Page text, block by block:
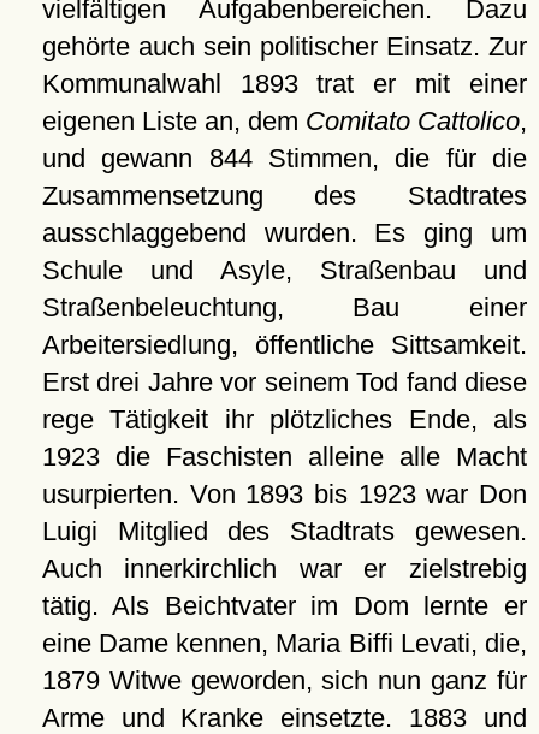
vielfältigen Aufgabenbereichen. Dazu
gehörte auch sein politischer Einsatz. Zur
Kommunalwahl 1893 trat er mit einer
eigenen Liste an, dem Comitato Cattolico,
und gewann 844 Stimmen, die für die
Zusammensetzung des Stadtrates
ausschlaggebend wurden. Es ging um
Schule und Asyle, Straßenbau und
Straßenbeleuchtung, Bau einer
Arbeitersiedlung, öffentliche Sittsamkeit.
Erst drei Jahre vor seinem Tod fand diese
rege Tätigkeit ihr plötzliches Ende, als
1923 die Faschisten alleine alle Macht
usurpierten. Von 1893 bis 1923 war Don
Luigi Mitglied des Stadtrats gewesen.
Auch innerkirchlich war er zielstrebig
tätig. Als Beichtvater im Dom lernte er
eine Dame kennen, Maria Biffi Levati, die,
1879 Witwe geworden, sich nun ganz für
Arme und Kranke einsetzte. 1883 und